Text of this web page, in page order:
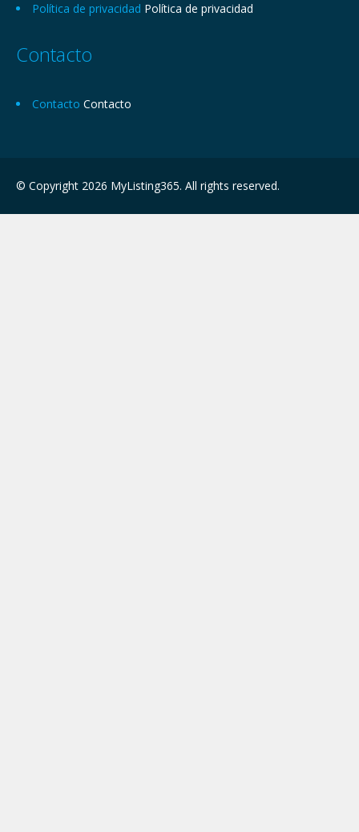
Política de privacidad Política de privacidad
Contacto
Contacto Contacto
© Copyright 2026 MyListing365. All rights reserved.